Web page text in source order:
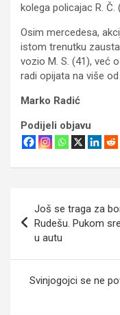
kolega policajac R. Č.
Osim mercedesa,
istom trenutku
vozio M. S. (41), već
radi opijata na više
Marko Radić
Podijeli objavu
objava
Još se traga za
Rudešu. Pukom
u autu
Svinjogojci se ne